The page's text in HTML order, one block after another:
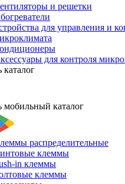
и решетки
для управления и
для контроля
каталог
мобильный каталог
распределительные
клеммы
in клеммы
клеммы